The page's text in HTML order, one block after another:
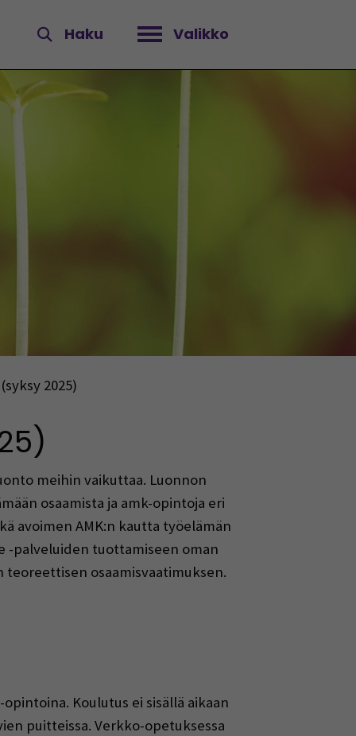
Haku Valikko
Avaa valikko
2025)
meihin vaikuttaa. Luonnon
osaamista ja amk-opintoja eri
avoimen AMK:n kautta työelämän
-palveluiden tuottamiseen oman
osaamisvaatimuksen.
Koulutus ei sisällä aikaan
puitteissa. Verkko-opetuksessa